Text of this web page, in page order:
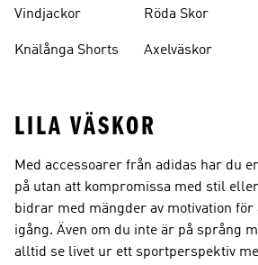
Vindjackor
Knälånga Shorts
Röda Skor
Axelväskor
LILA VÄSKOR
Med accessoarer från adidas har du
på utan att kompromissa med stil
bidrar med mängder av motivation för
igång. Även om du inte är på språng
alltid se livet ur ett sportperspektiv